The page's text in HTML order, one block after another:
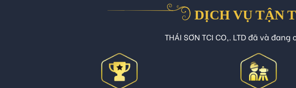
DỊCH VỤ TẬN
THÁI SƠN TCI CO,. LTD đã và